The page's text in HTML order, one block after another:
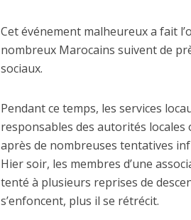
Cet événement malheureux a fait
nombreux Marocains suivent de
sociaux.
Pendant ce temps, les services
responsables des autorités
après de nombreuses tentatives
Hier soir, les membres d’une
tenté à plusieurs reprises de
s’enfoncent, plus il se rétrécit.